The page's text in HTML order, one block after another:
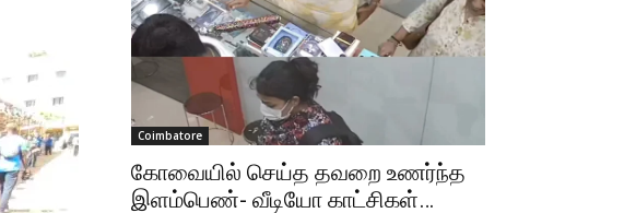
Coimbatore
கோவையில் செய்த தவறை உணர்ந்த
இளம்பெண்- வீடியோ காட்சிகள்…